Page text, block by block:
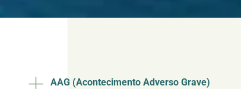
AAG (Acontecimento Adverso Grave)